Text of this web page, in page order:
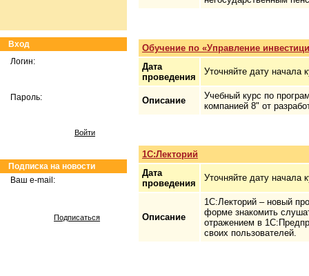
Вход
Логин:
Пароль:
Войти
Подписка на новости
Ваш e-mail:
Подписаться
Обучение по «Управление
Дата
проведения
Уточняйте дату начала
Описание
Учебный курс по
компанией 8" от
1C:Лекторий
Дата
проведения
Уточняйте дату начала
Описание
1С:Лекторий – новый
форме знакомить
отражением в
своих пользователей.